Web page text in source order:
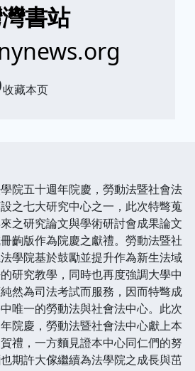
書站
收藏本页
院五十週年院慶，勞動法暨社會法
之七大研究中心之一，此次特彆蒐
之研究論文與學術研討會成果論文
齣版作為院慶之獻禮。勞動法暨社
學院基於鼓勵並提升作為新生法域
研究教學，同時也再度強調大學中
然為司法考試而服務，因而特彆成
唯一的勞動法與社會法中心。此次
院慶，勞動法暨社會法中心獻上本
禮，一方麵見證本中心同仁們的努
期許大傢繼續為法學院之成長與茁